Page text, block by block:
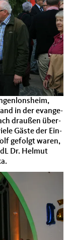
in der evan­ge­
draußen über­
Gäste der Ein­
gefol­gt waren,
Dr. Hel­mut